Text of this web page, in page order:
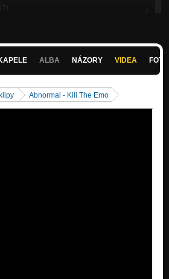
ALBA NÁZORY VIDEA
Abnormal - Kill The Emo